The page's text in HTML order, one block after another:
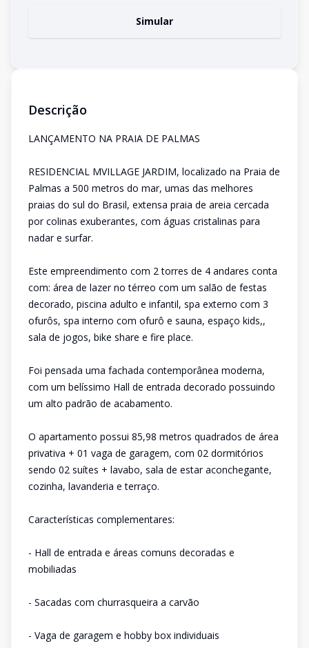
Simular
Descrição
LANÇAMENTO NA PRAIA DE PALMAS
RESIDENCIAL MVILLAGE JARDIM, localizado na Praia de
Palmas a 500 metros do mar, umas das melhores
praias do sul do Brasil, extensa praia de areia cercada
por colinas exuberantes, com águas cristalinas para
nadar e surfar.
Este empreendimento com 2 torres de 4 andares conta
com: área de lazer no térreo com um salão de festas
decorado, piscina adulto e infantil, spa externo com 3
ofurôs, spa interno com ofurô e sauna, espaço kids,,
sala de jogos, bike share e fire place.
Foi pensada uma fachada contemporânea moderna,
com um belíssimo Hall de entrada decorado possuindo
um alto padrão de acabamento.
O apartamento possui 85,98 metros quadrados de área
privativa + 01 vaga de garagem, com 02 dormitórios
sendo 02 suítes + lavabo, sala de estar aconchegante,
cozinha, lavanderia e terraço.
Características complementares:
- Hall de entrada e áreas comuns decoradas e
mobiliadas
- Sacadas com churrasqueira a carvão
- Vaga de garagem e hobby box individuais